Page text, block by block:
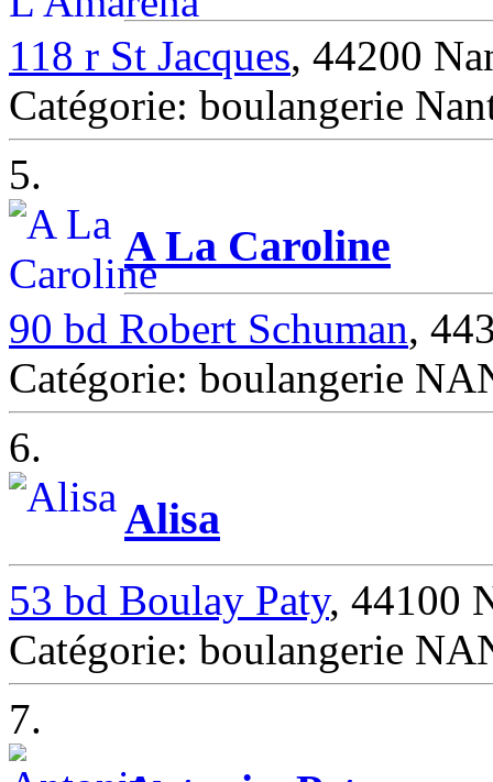
118 r St Jacques, 44200
Catégorie: boulangerie
5.
A La Caroline
90 bd Robert Schuman,
Catégorie: boulangerie
6.
Alisa
53 bd Boulay Paty, 44100
Catégorie: boulangerie
7.